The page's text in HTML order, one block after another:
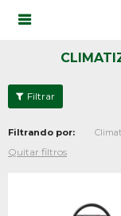

Filtrando por:
Quitar filtros